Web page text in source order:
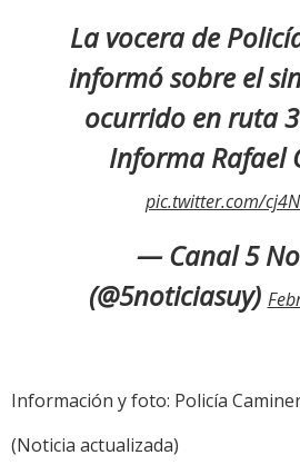
La vocera de
informó sobre el
ocurrido en ruta
Informa Rafael
pic.twitter.com/
— Canal 5
(@5noticiasuy)
Información y foto: Policía
(Noticia actualizada)